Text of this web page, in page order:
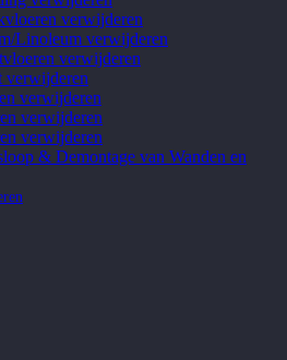
verwijderen
Linoleum verwijderen
verwijderen
verwijderen
verwijderen
verwijderen
verwijderen
& Demontage van Wanden en